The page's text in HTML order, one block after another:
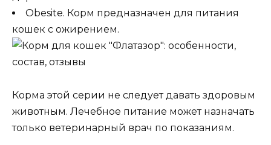
Obesite. Корм предназначен для питания
кошек с ожирением.
Корма этой серии не следует давать здоровым
животным. Лечебное питание может назначать
только ветеринарный врач по показаниям.